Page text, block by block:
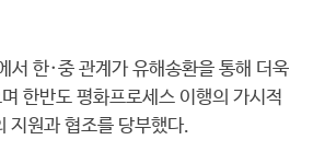
서 한·중 관계가 유해송환을 통해 더욱
한반도 평화프로세스 이행의 가시적
지원과 협조를 당부했다.